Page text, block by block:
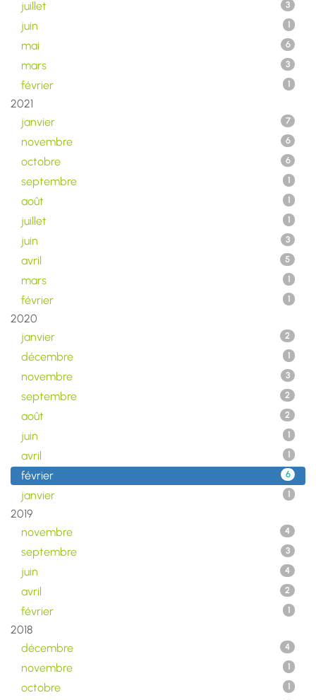
juillet 3
juin 1
mai 6
mars 3
février 1
2021
janvier
7
novembre 6
octobre 6
septembre 1
août 1
juillet 1
juin 3
avril 5
mars 1
février 1
2020
janvier
2
décembre 1
novembre 3
septembre 2
août 2
juin 1
avril 1
février 6
janvier 1
2019
novembre
4
septembre 3
juin 4
avril 2
février 1
2018
décembre
4
novembre 1
octobre 1